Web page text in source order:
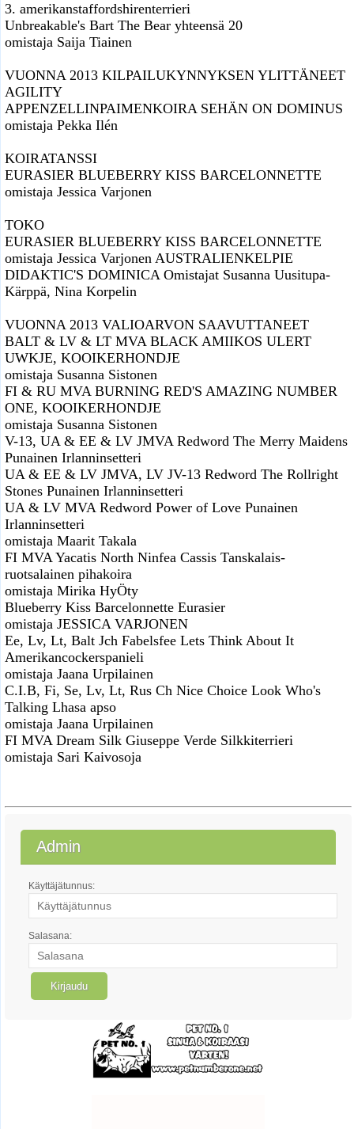
3. amerikanstaffordshirenterrieri
Unbreakable's Bart The Bear yhteensä 20
omistaja Saija Tiainen
VUONNA 2013 KILPAILUKYNNYKSEN YLITTÄNEET
AGILITY
APPENZELLINPAIMENKOIRA SEHÄN ON DOMINUS
omistaja Pekka Ilén
KOIRATANSSI
EURASIER BLUEBERRY KISS BARCELONNETTE
omistaja Jessica Varjonen
TOKO
EURASIER BLUEBERRY KISS BARCELONNETTE
omistaja Jessica Varjonen AUSTRALIENKELPIE
DIDAKTIC'S DOMINICA Omistajat Susanna Uusitupa-
Kärppä, Nina Korpelin
VUONNA 2013 VALIOARVON SAAVUTTANEET
BALT & LV & LT MVA BLACK AMIIKOS ULERT
UWKJE, KOOIKERHONDJE
omistaja Susanna Sistonen
FI & RU MVA BURNING RED'S AMAZING NUMBER
ONE, KOOIKERHONDJE
omistaja Susanna Sistonen
V-13, UA & EE & LV JMVA Redword The Merry Maidens
Punainen Irlanninsetteri
UA & EE & LV JMVA, LV JV-13 Redword The Rollright
Stones Punainen Irlanninsetteri
UA & LV MVA Redword Power of Love Punainen
Irlanninsetteri
omistaja Maarit Takala
FI MVA Yacatis North Ninfea Cassis Tanskalais-
ruotsalainen pihakoira
omistaja Mirika HyÖty
Blueberry Kiss Barcelonnette Eurasier
omistaja JESSICA VARJONEN
Ee, Lv, Lt, Balt Jch Fabelsfee Lets Think About It
Amerikancockerspanieli
omistaja Jaana Urpilainen
C.I.B, Fi, Se, Lv, Lt, Rus Ch Nice Choice Look Who's
Talking Lhasa apso
omistaja Jaana Urpilainen
FI MVA Dream Silk Giuseppe Verde Silkkiterrieri
omistaja Sari Kaivosoja
Admin
Käyttäjätunnus:
Salasana: